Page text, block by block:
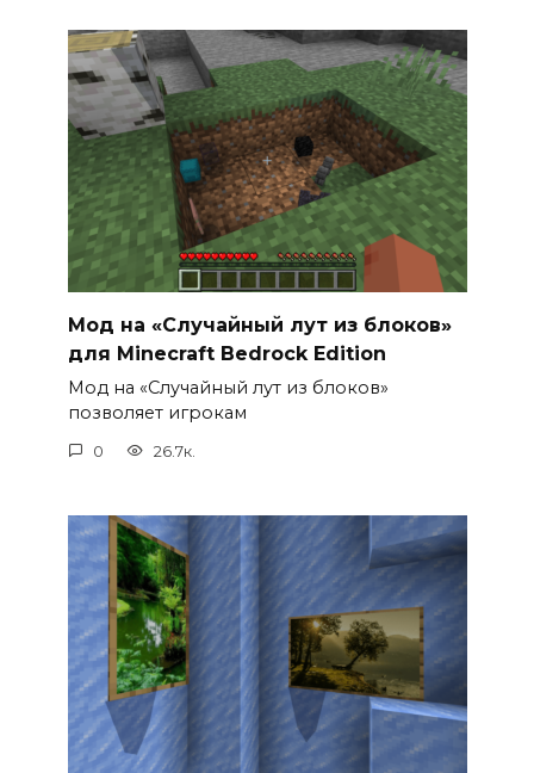
Мод на «Случайный лут из блоков»
для Minecraft Bedrock Edition
Мод на «Случайный лут из блоков»
позволяет игрокам
0 26.7к.